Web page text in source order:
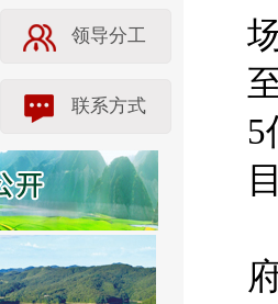
领导分工
联系方式
5